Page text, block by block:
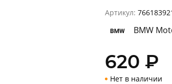
Артикул:
BMW
620 ₽
Нет в наличии